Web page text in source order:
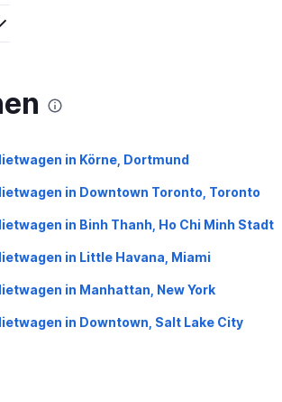
in Körne, Dortmund
in Downtown Toronto, Toronto
in Binh Thanh, Ho Chi Minh Stadt
in Little Havana, Miami
in Manhattan, New York
in Downtown, Salt Lake City